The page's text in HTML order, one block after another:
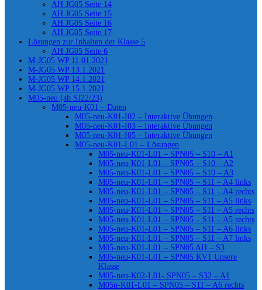
AH JG05 Seite 14
AH JG05 Seite 15
AH JG05 Seite 16
AH JG05 Seite 17
Lösungen zur Inhalten der Klasse 5
AH JG05 Seite 6
M-JG05 WP 11.01.2021
M-JG05 WP 13.1.2021
M-JG05 WP 14.1.2021
M-JG05 WP 15.1.2021
M05-neu (ab SJ22/23)
M05-neu-K01 – Daten
M05-neu-K01-I02 – Interaktive Übungen
M05-neu-K01-I03 – Interaktive Übungen
M05-neu-K01-I05 – Interaktive Übungen
M05-neu-K01-L01 – Lösungen
M05-neu-K01-L01 – SPN05 – S10 – A1
M05-neu-K01-L01 – SPN05 – S10 – A2
M05-neu-K01-L01 – SPN05 – S10 – A3
M05-neu-K01-L01 – SPN05 – S11 – A4 links
M05-neu-K01-L01 – SPN05 – S11 – A4 rechts
M05-neu-K01-L01 – SPN05 – S11 – A5 links
M05-neu-K01-L01 – SPN05 – S11 – A5 rechts
M05-neu-K01-L01 – SPN05 – S11 – A5 rechts
M05-neu-K01-L01 – SPN05 – S11 – A6 links
M05-neu-K01-L01 – SPN05 – S11 – A7 links
M05-neu-K01-L01 – SPN05 AH – S3
M05-neu-K01-L01 – SPN05 KV1 Unsere
Klasse
M05-neu-K02-L01- SPN05 – S32 – A1
M05n-K01-L01 – SPN05 – S11 – A6 rechts